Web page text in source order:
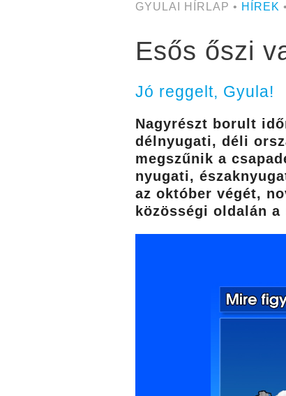
GYULAI HÍRLAP • HÍREK
Esős őszi
Jó reggelt, Gyula!
Nagyrészt borult
délnyugati, déli
megszűnik a
nyugati,
az október végét,
közösségi oldalán a